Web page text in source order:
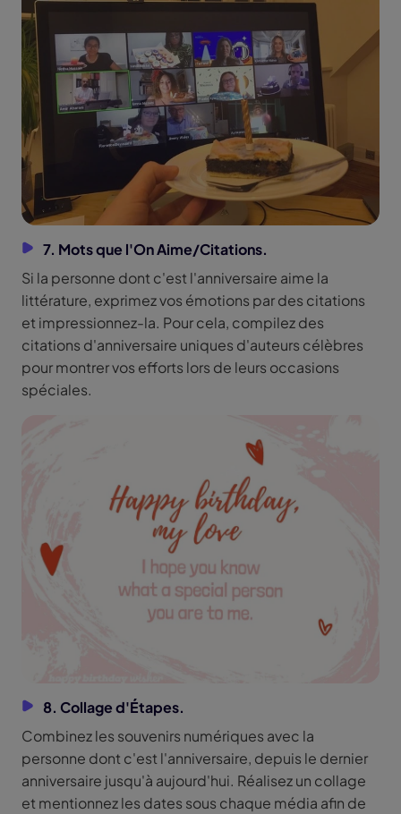
7. Mots que l'On Aime/Citations.
Si la personne dont c'est l'anniversaire aime la
littérature, exprimez vos émotions par des citations
et impressionnez-la. Pour cela, compilez des
citations d'anniversaire uniques d'auteurs célèbres
pour montrer vos efforts lors de leurs occasions
spéciales.
8. Collage d'Étapes.
Combinez les souvenirs numériques avec la
personne dont c'est l'anniversaire, depuis le dernier
anniversaire jusqu'à aujourd'hui. Réalisez un collage
et mentionnez les dates sous chaque média afin de